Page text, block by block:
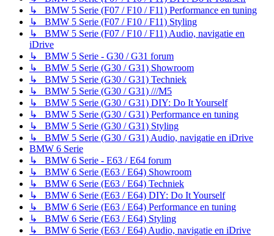
↳ BMW 5 Serie (F07 / F10 / F11) Performance en tuning
↳ BMW 5 Serie (F07 / F10 / F11) Styling
↳ BMW 5 Serie (F07 / F10 / F11) Audio, navigatie en
iDrive
↳ BMW 5 Serie - G30 / G31 forum
↳ BMW 5 Serie (G30 / G31) Showroom
↳ BMW 5 Serie (G30 / G31) Techniek
↳ BMW 5 Serie (G30 / G31) ///M5
↳ BMW 5 Serie (G30 / G31) DIY: Do It Yourself
↳ BMW 5 Serie (G30 / G31) Performance en tuning
↳ BMW 5 Serie (G30 / G31) Styling
↳ BMW 5 Serie (G30 / G31) Audio, navigatie en iDrive
BMW 6 Serie
↳ BMW 6 Serie - E63 / E64 forum
↳ BMW 6 Serie (E63 / E64) Showroom
↳ BMW 6 Serie (E63 / E64) Techniek
↳ BMW 6 Serie (E63 / E64) DIY: Do It Yourself
↳ BMW 6 Serie (E63 / E64) Performance en tuning
↳ BMW 6 Serie (E63 / E64) Styling
↳ BMW 6 Serie (E63 / E64) Audio, navigatie en iDrive